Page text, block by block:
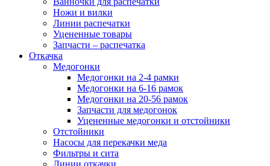
Ножи и вилки
Линии распечатки
Уцененные товары
Запчасти – распечатка
Откачка
Медогонки
Медогонки на 2-4 рамки
Медогонки на 6-16 рамок
Медогонки на 20-56 рамок
Запчасти для медогонок
Уцененные медогонки и отстойники
Отстойники
Насосы для перекачки меда
Фильтры и сита
Линии откачки